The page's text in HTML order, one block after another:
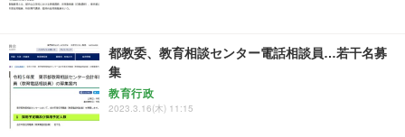
都教委、教育相談センター電話相談員…若干名募
集
教育行政
2023.3.16(木) 11:15